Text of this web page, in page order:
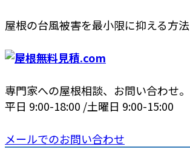
コ
ン
テ
ン
へ
ス
ッ
ナ
ビ
ゲ
ー
ョ
ン
移
屋根の台風被害を最小限に抑える方法
専門家への屋根相談、お問い合わせ。
平日 9:00-18:00 /土曜日 9:00-15:00
メールでのお問い合わせ